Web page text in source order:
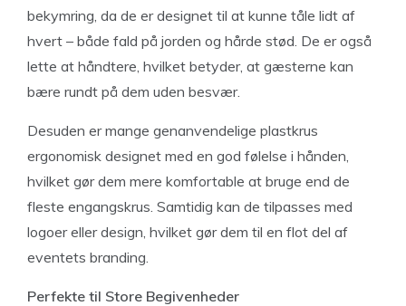
bekymring, da de er designet til at kunne tåle lidt af
hvert – både fald på jorden og hårde stød. De er også
lette at håndtere, hvilket betyder, at gæsterne kan
bære rundt på dem uden besvær.
Desuden er mange genanvendelige plastkrus
ergonomisk designet med en god følelse i hånden,
hvilket gør dem mere komfortable at bruge end de
fleste engangskrus. Samtidig kan de tilpasses med
logoer eller design, hvilket gør dem til en flot del af
eventets branding.
Perfekte til Store Begivenheder